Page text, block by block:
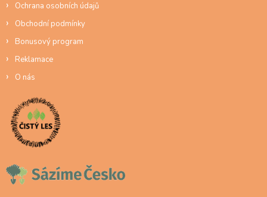
Ochrana osobních údajů
Obchodní podmínky
Bonusový program
Reklamace
O nás